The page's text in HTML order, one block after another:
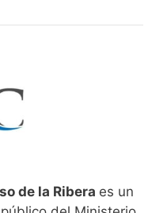
de la Ribera es un